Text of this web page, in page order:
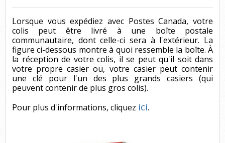
Lorsque vous expédiez avec Postes Canada, votre
colis peut être livré à une boîte postale
communautaire, dont celle-ci sera à l'extérieur. La
figure ci-dessous montre à quoi ressemble la boîte. À
la réception de votre colis, il se peut qu'il soit dans
votre propre casier ou, votre casier peut contenir
une clé pour l'un des plus grands casiers (qui
peuvent contenir de plus gros colis).
Pour plus d'informations, cliquez ici.